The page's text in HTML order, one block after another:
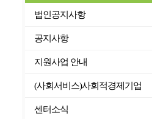
법인공지사항
공지사항
지원사업 안내
(사회서비스)사회적경제기업
센터소식